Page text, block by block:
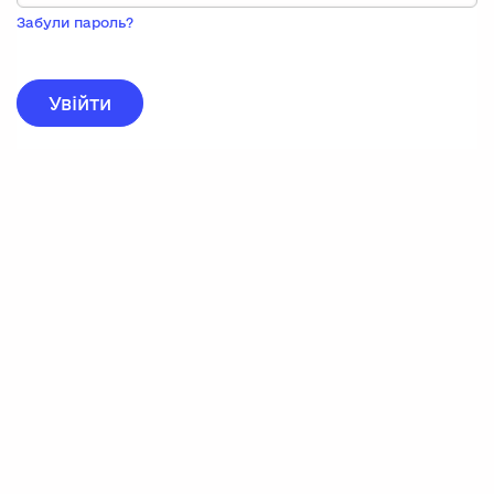
запису,
натисніть
реєстрації.
Забули пароль?
Увійти